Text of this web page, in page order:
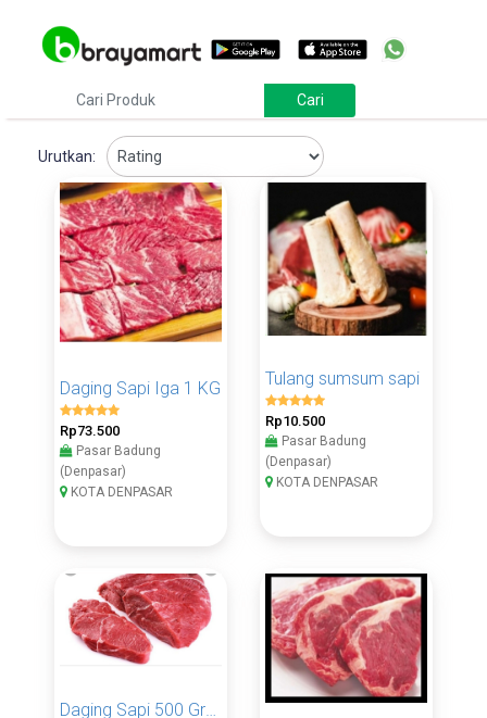
Urutkan:
Daging Sapi Iga 1 KG
Rp73.500
Pasar Badung
(Denpasar)
KOTA DENPASAR
Tulang sumsum sapi
Rp10.500
Pasar Badung
(Denpasar)
KOTA DENPASAR